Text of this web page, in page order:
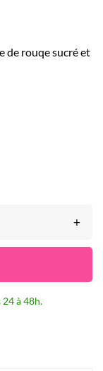
de rouqe sucré et
+
à 48h.